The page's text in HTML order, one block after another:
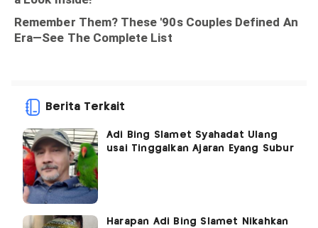
Berita Terkait
Adi Bing Slamet Syahadat Ulang
usai Tinggalkan Ajaran Eyang Subur
Harapan Adi Bing Slamet Nikahkan